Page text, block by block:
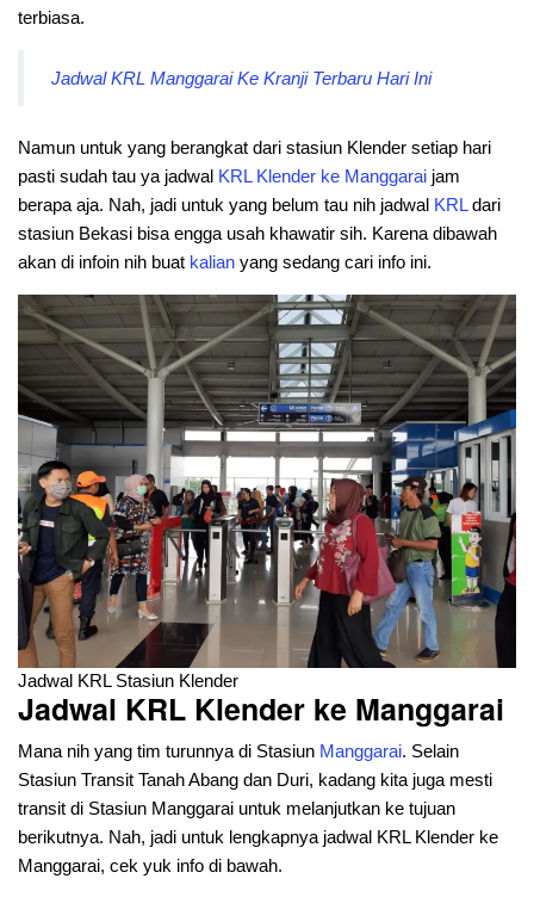
terbiasa.
Jadwal KRL Manggarai Ke Kranji Terbaru Hari Ini
Namun untuk yang berangkat dari stasiun Klender setiap hari
pasti sudah tau ya jadwal KRL Klender ke Manggarai jam
berapa aja. Nah, jadi untuk yang belum tau nih jadwal KRLdari
stasiun Bekasi bisa engga usah khawatir sih. Karena dibawah
akan di infoin nih buat kalian yang sedang cari info ini.
Jadwal KRL Stasiun Klender
Jadwal KRL Klender ke Manggarai
Mana nih yang tim turunnya di Stasiun Manggarai. Selain
Stasiun Transit Tanah Abang dan Duri, kadang kita juga mesti
transit di Stasiun Manggarai untuk melanjutkan ke tujuan
berikutnya. Nah, jadi untuk lengkapnya jadwal KRL Klender ke
Manggarai, cek yuk info di bawah.